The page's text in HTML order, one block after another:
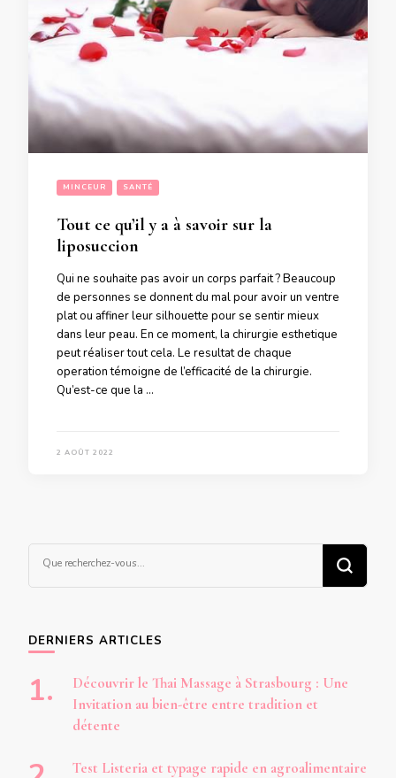
MINCEUR SANTÉ
Tout ce qu’il y a à savoir sur la
liposuccion
Qui ne souhaite pas avoir un corps parfait ? Beaucoup
de personnes se donnent du mal pour avoir un ventre
plat ou affiner leur silhouette pour se sentir mieux
dans leur peau. En ce moment, la chirurgie esthetique
peut réaliser tout cela. Le resultat de chaque
operation témoigne de l’efficacité de la chirurgie.
Qu’est-ce que la …
2 AOÛT 2022
DERNIERS ARTICLES
Découvrir le Thai Massage à Strasbourg : Une
Invitation au bien-être entre tradition et
détente
Test Listeria et typage rapide en agroalimentaire